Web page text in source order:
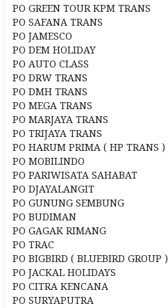
PO GREEN TOUR KPM TRANS
PO SAFANA TRANS
PO JAMESCO
PO DEM HOLIDAY
PO AUTO CLASS
PO DRW TRANS
PO DMH TRANS
PO MEGA TRANS
PO MARJAYA TRANS
PO TRIJAYA TRANS
PO HARUM PRIMA ( HP TRANS )
PO MOBILINDO
PO PARIWISATA SAHABAT
PO DJAYALANGIT
PO GUNUNG SEMBUNG
PO BUDIMAN
PO GAGAK RIMANG
PO TRAC
PO BIGBIRD ( BLUEBIRD GROUP )
PO JACKAL HOLIDAYS
PO CITRA KENCANA
PO SURYAPUTRA